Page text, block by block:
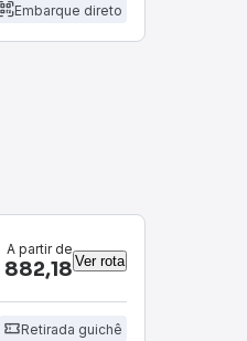
Embarque direto
A partir de
882,18 Ver rota
Retirada guichê